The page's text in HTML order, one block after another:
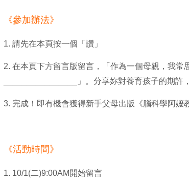
《參加辦法》
1. 請先在本頁按一個「讚」
2. 在本頁下方留言版留言，「作為一個母親，我常
________________」。分享妳對養育孩子的期許
3. 完成！即有機會獲得新手父母出版《腦科學阿嬤
《活動時間》
1. 10/1(二)9:00AM開始留言